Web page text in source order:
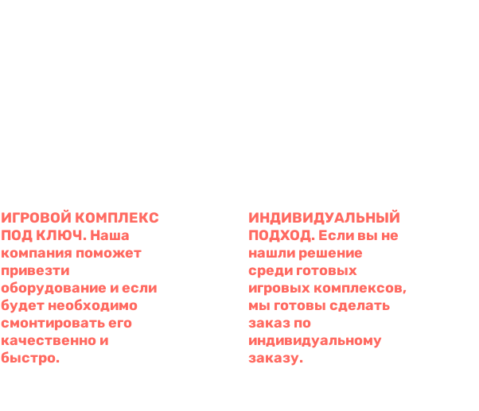
ИГРОВОЙ КОМПЛЕКС
ПОД КЛЮЧ. Наша
компания поможет
привезти
оборудование и если
будет необходимо
смонтировать его
качественно и
быстро.
ИНДИВИДУАЛЬНЫЙ
ПОДХОД. Если вы не
нашли решение
среди готовых
игровых комплексов,
мы готовы сделать
заказ по
индивидуальному
заказу.